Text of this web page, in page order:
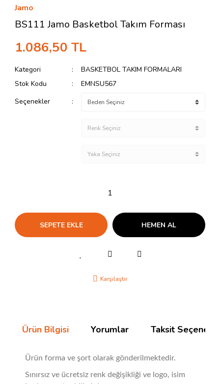
Jamo
BS111 Jamo Basketbol Takım Forması
1.086,50 TL
Kategori
BASKETBOL TAKIM FORMALARI
Stok Kodu
EMNSU567
Seçenekler
SEPETE EKLE HEMEN AL
Karşılaştır
Ürün Bilgisi Yorumlar Taksit
Ürün forma ve şort olarak gönderilmektedir.
Sınırsız ve ücretsiz renk değişikliği ve logo, isim